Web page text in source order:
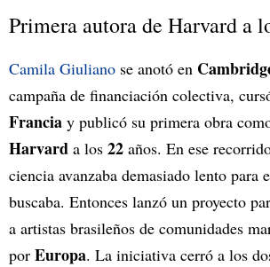
Primera autora de Harvard a
Camila Giuliano se anotó en
campaña de financiación colectiva,
Francia y publicó su primera obra
Harvard a los 22 años. En ese
ciencia avanzaba demasiado lento para
buscaba. Entonces lanzó un proyecto
a artistas brasileños de comunidades
por Europa. La iniciativa cerró a los